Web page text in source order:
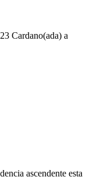
Cardano(ada) a
ascendente esta